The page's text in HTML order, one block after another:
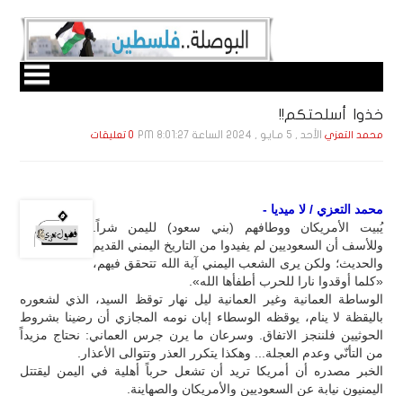
خذوا أسلحتكم!!
محمد التعزي الأحد , 5 مـايـو , 2024 الساعة 8:01:27 PM 0 تعليقات
محمد التعزي / لا ميديا -
يُبيت الأمريكان ووطافهم (بني سعود) لليمن شراً.
وللأسف أن السعوديين لم يفيدوا من التاريخ اليمني القديم
والحديث؛ ولكن يرى الشعب اليمني آية الله تتحقق فيهم،
«كلما أوقدوا نارا للحرب أطفأها الله».
الوساطة العمانية وغير العمانية ليل نهار توقظ السيد، الذي لشعوره
باليقظة لا ينام، يوقظه الوسطاء إبان نومه المجازي أن رضينا بشروط
الحوثيين فلننجز الاتفاق. وسرعان ما يرن جرس العماني: نحتاج مزيداً
من التأنّي وعدم العجلة... وهكذا يتكرر العذر وتتوالى الأعذار.
الخبر مصدره أن أمريكا تريد أن تشعل حرباً أهلية في اليمن ليقتتل
اليمنيون نيابة عن السعوديين والأمريكان والصهاينة.